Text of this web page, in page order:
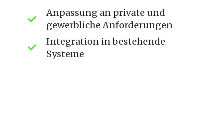
Anpassung an private und
gewerbliche Anforderungen
Integration in bestehende
Systeme